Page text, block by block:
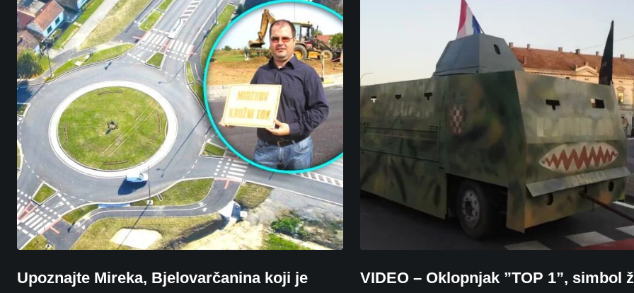
Upoznajte Mireka, Bjelovarčanina koji je
VIDEO – Oklopnjak ”TOP 1”, simbol